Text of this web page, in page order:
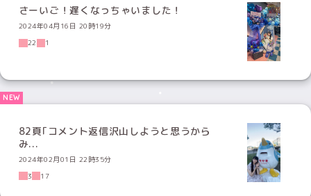
さーいご！遅くなっちゃいました！
2024年04月16日 20時19分
22
1
82頁｢コメント返信沢山しようと思うから
み...
2024年02月01日 22時35分
3
17